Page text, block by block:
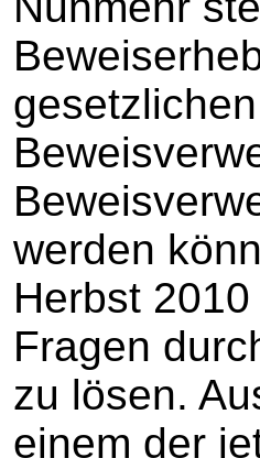
werden
Herbst
Fragen
zu lösen.
einem der